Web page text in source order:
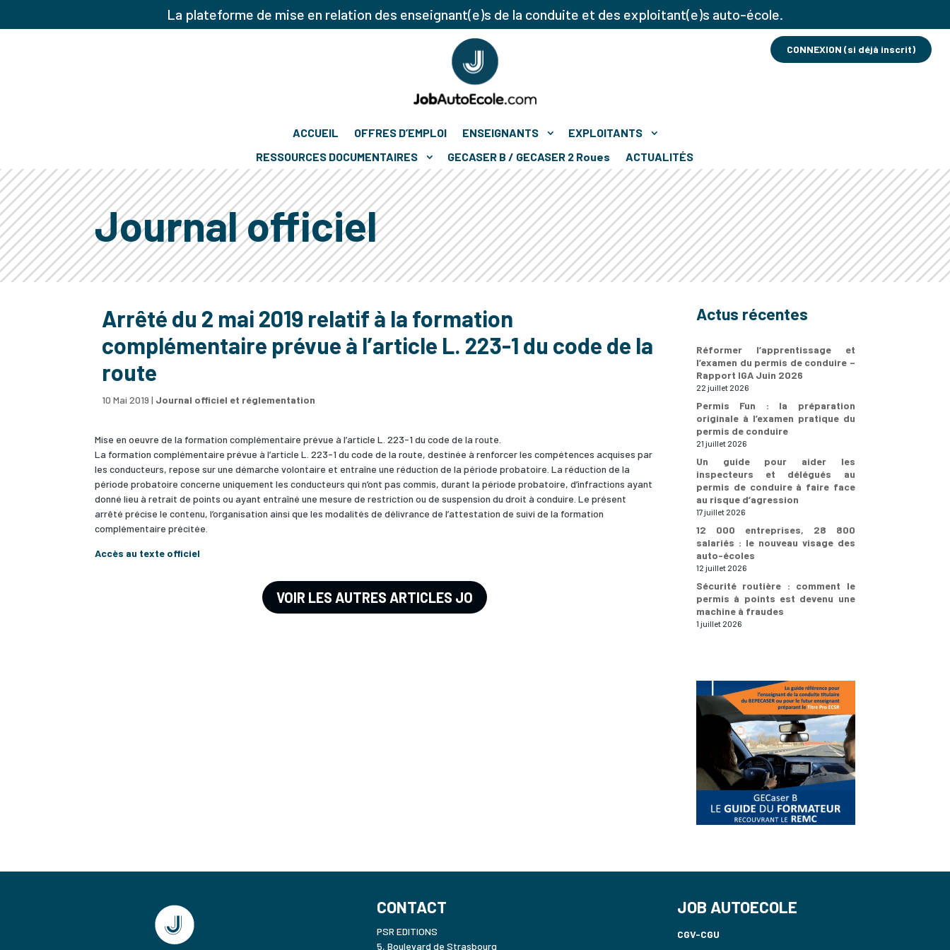
La plateforme de mise en relation des enseignant(e)s de la conduite et des exploitant(e)s auto-école.
ACCUEIL OFFRES D’EMPLOI ENSEIGNANTS
EXPLOITANTS
RESSOURCES DOCUMENTAIRES
GECASER B / GECASER 2 Roues ACTUALITÉS
CONNEXION (si déjà inscrit)
Journal officiel
Arrêté du 2 mai 2019 relatif à la formation
complémentaire prévue à l’article L. 223-1 du code de la
route
10 Mai 2019 | Journal officiel et réglementation
Mise en oeuvre de la formation complémentaire prévue à l’article L. 223-1 du code de la route.
La formation complémentaire prévue à l’article L. 223-1 du code de la route, destinée à renforcer les compétences acquises par
les conducteurs, repose sur une démarche volontaire et entraîne une réduction de la période probatoire. La réduction de la
période probatoire concerne uniquement les conducteurs qui n’ont pas commis, durant la période probatoire, d’infractions ayant
donné lieu à retrait de points ou ayant entraîné une mesure de restriction ou de suspension du droit à conduire. Le présent
arrêté précise le contenu, l’organisation ainsi que les modalités de délivrance de l’attestation de suivi de la formation
complémentaire précitée.
Accès au texte officiel
VOIR LES AUTRES ARTICLES JO
Actus récentes
Réformer l’apprentissage et
l’examen du permis de conduire –
Rapport IGA Juin 2026
22 juillet 2026
Permis Fun : la préparation
originale à l’examen pratique du
permis de conduire
21 juillet 2026
Un guide pour aider les
inspecteurs et délégués au
permis de conduire à faire face
au risque d’agression
17 juillet 2026
12 000 entreprises, 28 800
salariés : le nouveau visage des
auto-écoles
12 juillet 2026
Sécurité routière : comment le
permis à points est devenu une
machine à fraudes
1 juillet 2026
CONTACT
PSR EDITIONS
5, Boulevard de Strasbourg
JOB AUTOECOLE
CGV-CGU